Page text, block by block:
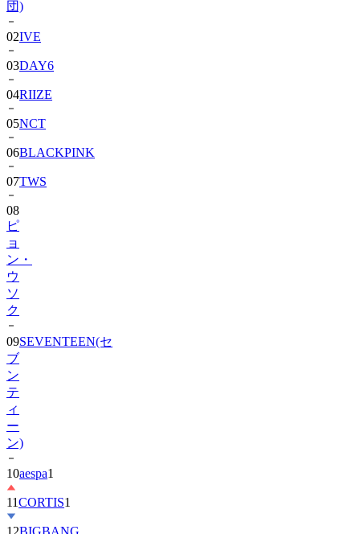
02 IVE
03DAY6
04RIIZE
05NCT
06BLACKPINK
07TWS
08
ピ
ョ
ン・
ウ
ソ
ク
09
ブ
ン
テ
ィ
ー
ン)
10aespa
11CORTIS
12BIGBANG
13SHINee